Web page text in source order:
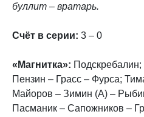
буллит – вратарь.
Счёт в серии: 3 – 0
«Магнитка»:
Пензин – Грасс – Фурса;
Майоров – Зимин (А) –
Пасманик – Сапожников –